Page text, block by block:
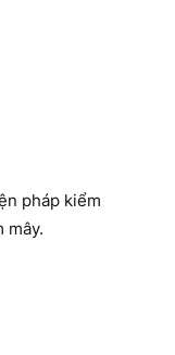
pháp kiểm
mây.